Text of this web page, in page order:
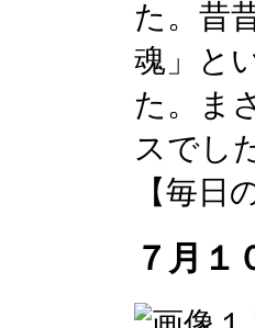
た。昔
魂」と
た。ま
スでし
【毎日
７月１